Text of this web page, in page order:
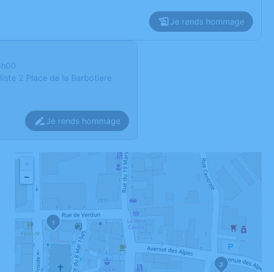
Je rends hommage
2 Place de la Barbotiere
Je rends hommage
1
2
−